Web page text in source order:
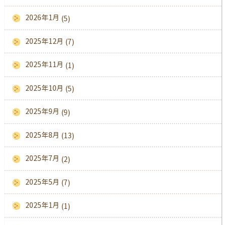
2026年1月 (5)
2025年12月 (7)
2025年11月 (1)
2025年10月 (5)
2025年9月 (9)
2025年8月 (13)
2025年7月 (2)
2025年5月 (7)
2025年1月 (1)